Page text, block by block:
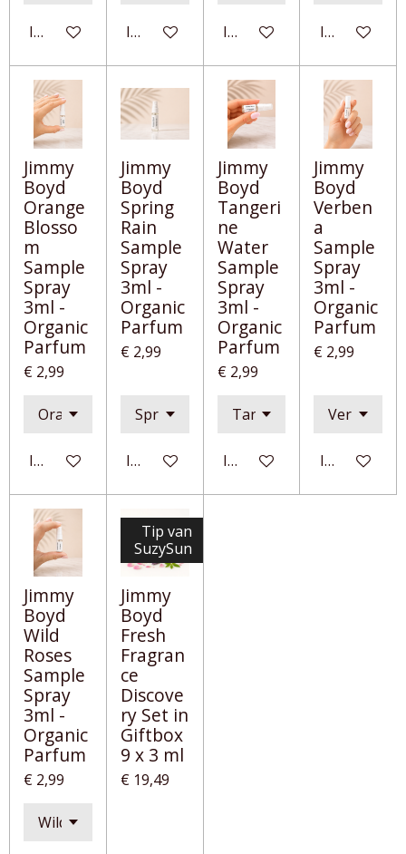
In winkelwagenIn winkelwagenIn winkelwagenIn
Jimmy
Boyd
Orange
Blosso
m
Sample
Spray
3ml -
Organic
Parfum
€ 2,99
In winkelwagen
Jimmy
Boyd
Spring
Rain
Sample
Spray
3ml -
Organic
Parfum
€ 2,99
In winkelwagen
Jimmy
Boyd
Tangeri
ne
Water
Sample
Spray
3ml -
Organic
Parfum
€ 2,99
In winkelwagen
Jimmy
Boyd
Verben
a
Sample
Spray
3ml -
Organic
Parfum
€ 2,99
In
Jimmy
Boyd
Wild
Roses
Sample
Spray
3ml -
Organic
Parfum
€ 2,99
Tip van
SuzySun
Jimmy
Boyd
Fresh
Fragran
ce
Discove
ry Set in
Giftbox
9 x 3 ml
€ 19,49